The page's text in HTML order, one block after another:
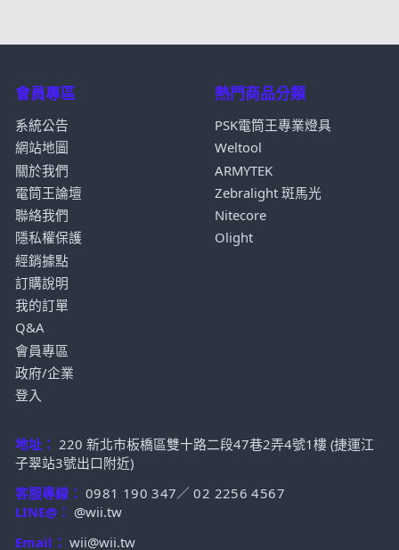
會員專區
系統公告
網站地圖
關於我們
電筒王論壇
聯絡我們
隱私權保護
經銷據點
訂購說明
我的訂單
Q&A
會員專區
政府/企業
登入
熱門商品分類
PSK電筒王專業燈具
Weltool
ARMYTEK
Zebralight 斑馬光
Nitecore
Olight
地址： 220 新北市板橋區雙十路二段47巷2弄4號1樓 (捷運江
子翠站3號出口附近)
客服專線： 0981 190 347／02 2256 4567
LINE@： @wii.tw
Email： wii@wii.tw